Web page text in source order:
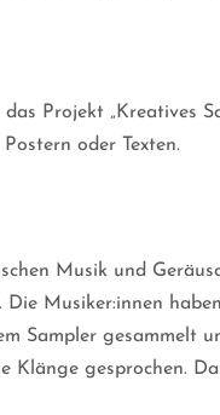
Projekt „Kreatives
oder Texten.
Musik und
Musiker:innen
Sampler gesammelt
Klänge gesprochen.